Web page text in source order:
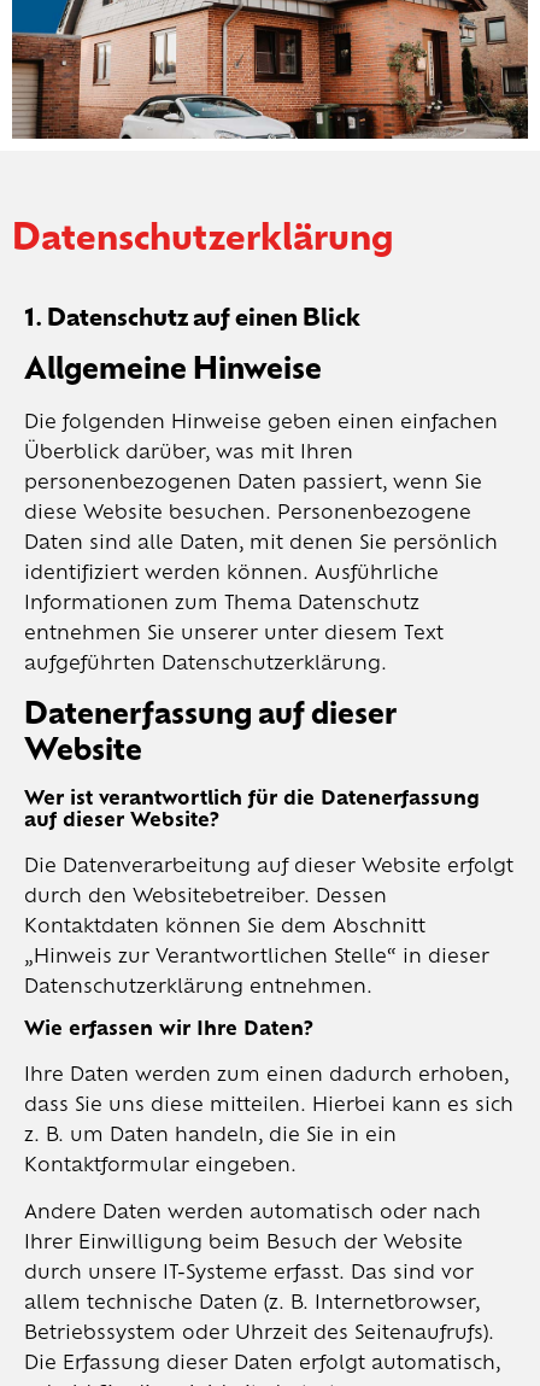
gut versichern.
Datenschutzerklärung
1. Datenschutz auf einen Blick
Allgemeine Hinweise
Die folgenden Hinweise geben einen einfachen
Überblick darüber, was mit Ihren
personenbezogenen Daten passiert, wenn Sie
diese Website besuchen. Personenbezogene
Daten sind alle Daten, mit denen Sie persönlich
identifiziert werden können. Ausführliche
Informationen zum Thema Datenschutz
entnehmen Sie unserer unter diesem Text
aufgeführten Datenschutzerklärung.
Datenerfassung auf dieser
Website
Wer ist verantwortlich für die Datenerfassung
auf dieser Website?
Die Datenverarbeitung auf dieser Website erfolgt
durch den Websitebetreiber. Dessen
Kontaktdaten können Sie dem Abschnitt
„Hinweis zur Verantwortlichen Stelle“ in dieser
Datenschutzerklärung entnehmen.
Wie erfassen wir Ihre Daten?
Ihre Daten werden zum einen dadurch erhoben,
dass Sie uns diese mitteilen. Hierbei kann es sich
z. B. um Daten handeln, die Sie in ein
Kontaktformular eingeben.
Andere Daten werden automatisch oder nach
Ihrer Einwilligung beim Besuch der Website
durch unsere IT-Systeme erfasst. Das sind vor
allem technische Daten (z. B. Internetbrowser,
Betriebssystem oder Uhrzeit des Seitenaufrufs).
Die Erfassung dieser Daten erfolgt automatisch,